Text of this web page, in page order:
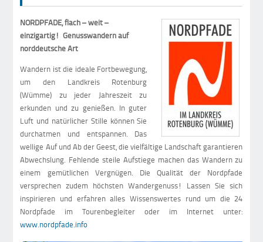
NORDPFADE, flach – weit –
einzigartig! Genusswandern auf
norddeutsche Art
Wandern ist die ideale Fortbewegung,
um den Landkreis Rotenburg
(Wümme) zu jeder Jahreszeit zu
erkunden und zu genießen. In guter
Luft und natürlicher Stille können Sie
durchatmen und entspannen. Das
wellige Auf und Ab der Geest, die vielfältige Landschaft garantieren
Abwechslung. Fehlende steile Aufstiege machen das Wandern zu
einem gemütlichen Vergnügen. Die Qualität der Nordpfade
versprechen zudem höchsten Wandergenuss! Lassen Sie sich
inspirieren und erfahren alles Wissenswertes rund um die 24
Nordpfade im Tourenbegleiter oder im Internet unter:
www.nordpfade.info